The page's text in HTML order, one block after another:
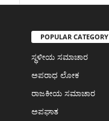
POPULAR CATEGORY
ಸ್ಥಳೀಯ ಸಮಾಚಾರ
ಅಪರಾಧ ಲೋಕ
ರಾಜಕೀಯ ಸಮಾಚಾರ
ಅಪಘಾತ